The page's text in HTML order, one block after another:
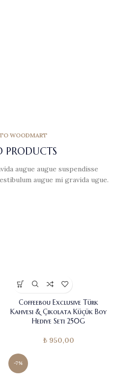
WOODMART
PRODUCTS
augue augue suspendisse
augue mi gravida ugue.
Coffeebou Exclusive Türk
Kahvesi & Çikolata Küçük Boy
Hediye Seti 250G
₺950,00
-7%